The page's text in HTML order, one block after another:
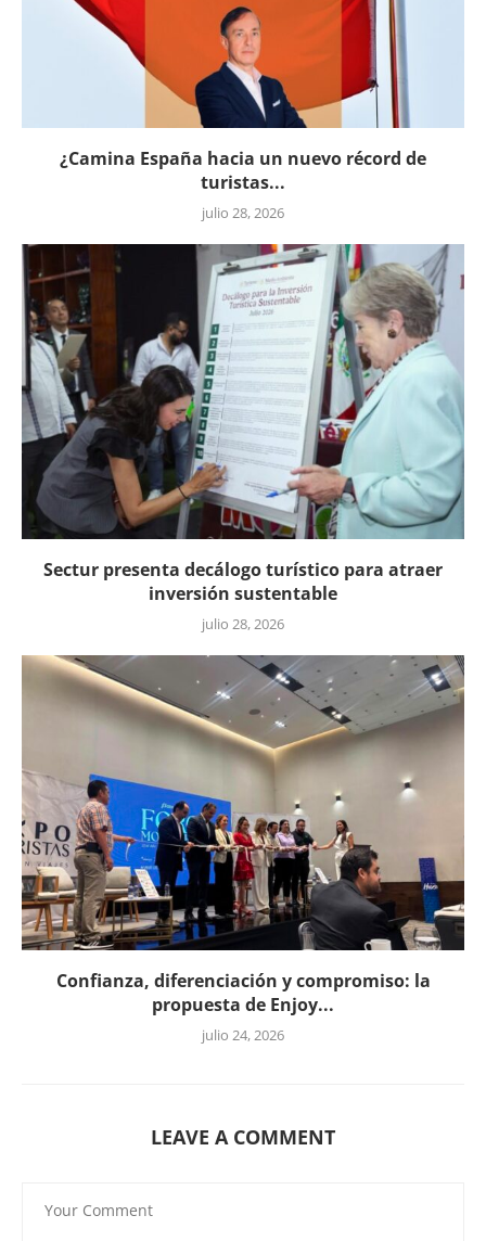
¿Camina España hacia un nuevo récord de
turistas...
julio 28, 2026
Sectur presenta decálogo turístico para atraer
inversión sustentable
julio 28, 2026
Confianza, diferenciación y compromiso: la
propuesta de Enjoy...
julio 24, 2026
LEAVE A COMMENT